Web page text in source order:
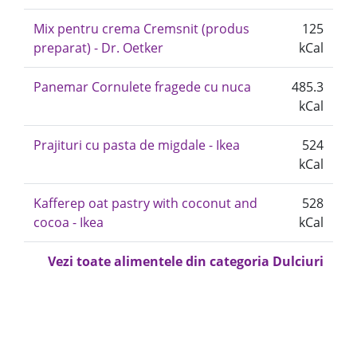
Mix pentru crema Cremsnit (produs
preparat) - Dr. Oetker
125
kCal
Panemar Cornulete fragede cu nuca
485.3
kCal
Prajituri cu pasta de migdale - Ikea
524
kCal
Kafferep oat pastry with coconut and
cocoa - Ikea
528
kCal
Vezi toate alimentele din categoria Dulciuri